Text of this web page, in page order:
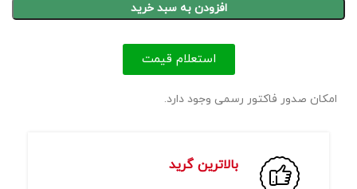
افزودن به سبد خرید
استعلام قیمت
امکان صدور فاکتور رسمی وجود دارد.
بالاترین گرید